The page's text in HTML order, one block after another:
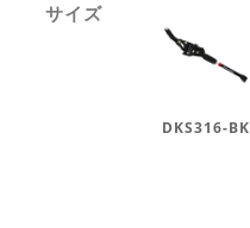
サイズ
DKS316-BK